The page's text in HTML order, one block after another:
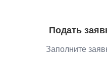
Подать
Заполните